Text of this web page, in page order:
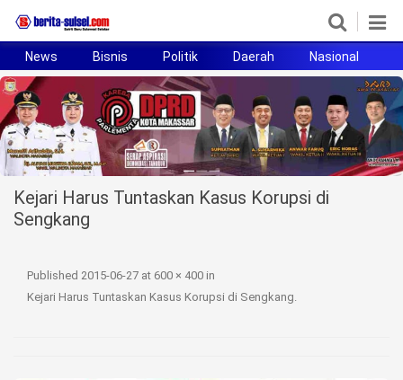
Home
News
Politik
Pendidikan
News Bisnis Politik Daerah Nasional
Kejari Harus Tuntaskan Kasus Korupsi di
Sengkang
Published 2015-06-27 at 600 × 400 in
Kejari Harus Tuntaskan Kasus Korupsi di Sengkang